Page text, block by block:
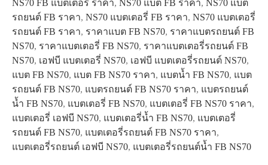
NS70 FB แบตเตอรี่ ราคา, NS70 แบต FB ราคา, NS70 แบต
รถยนต์ FB ราคา, NS70 แบตเตอรี่ FB ราคา, NS70 แบตเตอรี่
รถยนต์ FB ราคา, ราคาแบต FB NS70, ราคาแบตรถยนต์ FB
NS70, ราคาแบตเตอรี่ FB NS70, ราคาแบตเตอรี่รถยนต์ FB
NS70, เอฟบี แบตเตอรี่ NS70, เอฟบี แบตเตอรี่รถยนต์ NS70,
แบต FB NS70, แบต FB NS70 ราคา, แบตน้ำ FB NS70, แบต
รถยนต์ FB NS70, แบตรถยนต์ FB NS70 ราคา, แบตรถยนต์
น้ำ FB NS70, แบตเตอรี่ FB NS70, แบตเตอรี่ FB NS70 ราคา,
แบตเตอรี่ เอฟบี NS70, แบตเตอรี่น้ำ FB NS70, แบตเตอรี่
รถยนต์ FB NS70, แบตเตอรี่รถยนต์ FB NS70 ราคา,
แบตเตอรี่รถยนต์ เอฟบี NS70, แบตเตอรี่รถยนต์น้ำ FB NS70